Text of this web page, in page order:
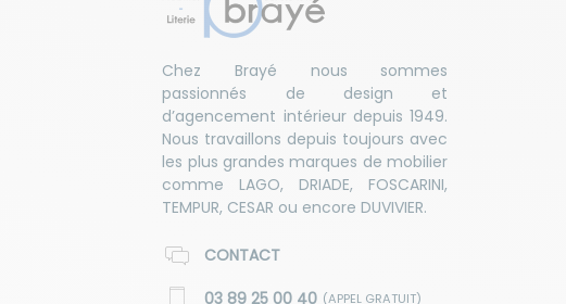
Chez Brayé nous sommes
passionnés de design et
d’agencement intérieur depuis 1949.
Nous travaillons depuis toujours avec
les plus grandes marques de mobilier
comme LAGO, DRIADE, FOSCARINI,
TEMPUR, CESAR ou encore DUVIVIER.
CONTACT
03 89 25 00 40 (APPEL GRATUIT)